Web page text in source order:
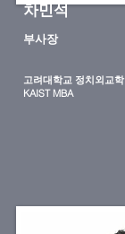
차민석
부사장
고려대학교 정치외교학
KAIST MBA